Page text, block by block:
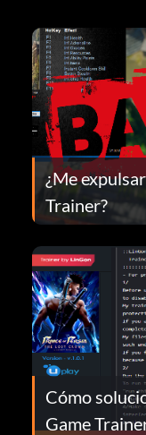
¿Me
Trainer?
Cómo
Game